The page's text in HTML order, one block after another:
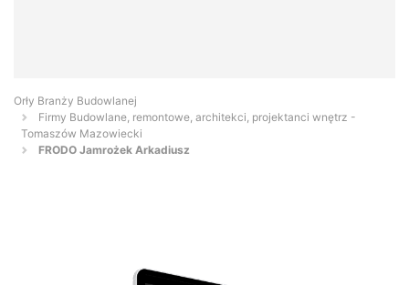
Orły Branży Budowlanej
Firmy Budowlane, remontowe, architekci, projektanci wnętrz -
Tomaszów Mazowiecki
FRODO Jamrożek Arkadiusz